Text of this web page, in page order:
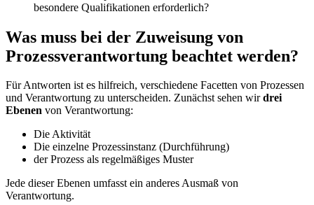
besondere Qualifikationen erforderlich?
Was muss bei der Zuweisung von
Prozessverantwortung beachtet werden?
Für Antworten ist es hilfreich, verschiedene Facetten von Prozessen
und Verantwortung zu unterscheiden. Zunächst sehen wirdrei
Ebenen von Verantwortung:
Die Aktivität
Die einzelne Prozessinstanz (Durchführung)
der Prozess als regelmäßiges Muster
Jede dieser Ebenen umfasst ein anderes Ausmaß von
Verantwortung.